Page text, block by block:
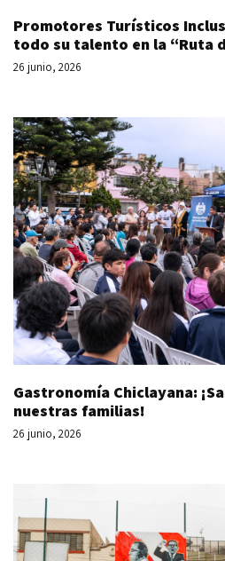
Promotores Turísticos
todo su talento en la “Ruta
26 junio, 2026
Gastronomía Chiclayana:
nuestras familias!
26 junio, 2026